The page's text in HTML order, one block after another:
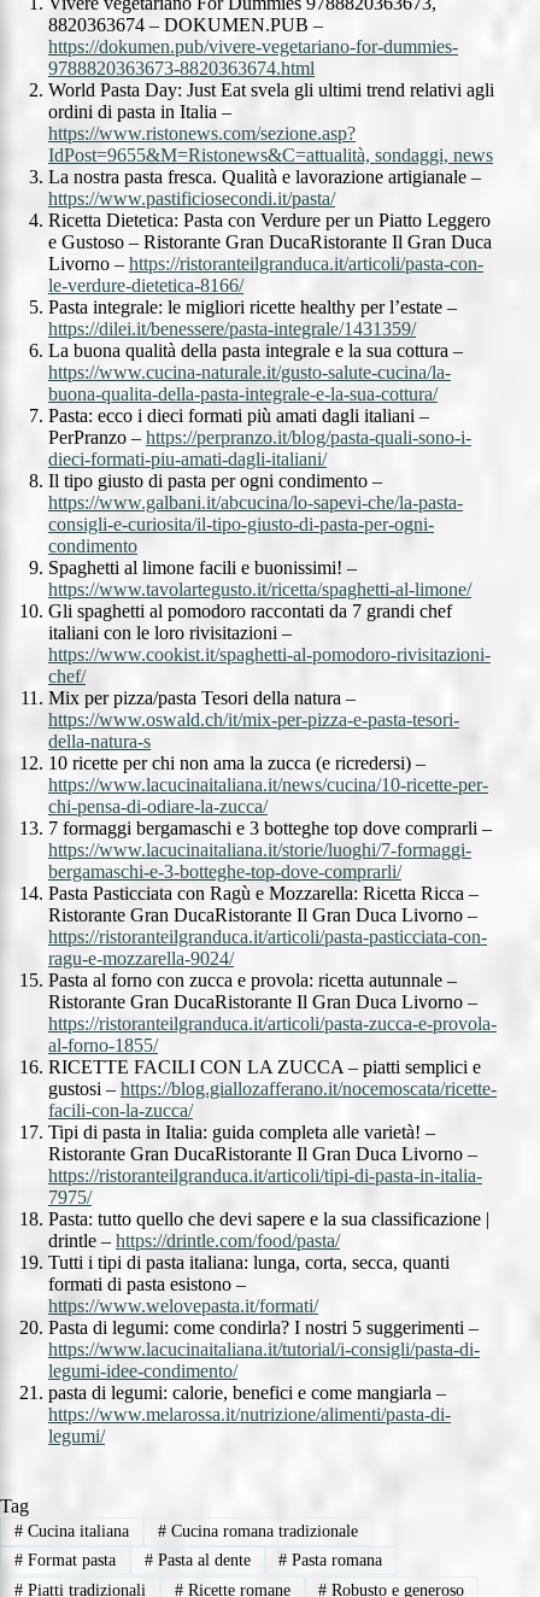
8820363674 – DOKUMEN.PUB –
https://dokumen.pub/vivere-vegetariano-for-dummies-
9788820363673-8820363674.html
World Pasta Day: Just Eat svela gli ultimi trend relativi agli
ordini di pasta in Italia –
https://www.ristonews.com/sezione.asp?
IdPost=9655&M=Ristonews&C=attualità, sondaggi, news
La nostra pasta fresca. Qualità e lavorazione artigianale –
https://www.pastificiosecondi.it/pasta/
Ricetta Dietetica: Pasta con Verdure per un Piatto Leggero
e Gustoso – Ristorante Gran DucaRistorante Il Gran Duca
Livorno – https://ristoranteilgranduca.it/articoli/pasta-con-
le-verdure-dietetica-8166/
Pasta integrale: le migliori ricette healthy per l’estate –
https://dilei.it/benessere/pasta-integrale/1431359/
La buona qualità della pasta integrale e la sua cottura –
https://www.cucina-naturale.it/gusto-salute-cucina/la-
buona-qualita-della-pasta-integrale-e-la-sua-cottura/
Pasta: ecco i dieci formati più amati dagli italiani –
PerPranzo – https://perpranzo.it/blog/pasta-quali-sono-i-
dieci-formati-piu-amati-dagli-italiani/
Il tipo giusto di pasta per ogni condimento –
https://www.galbani.it/abcucina/lo-sapevi-che/la-pasta-
consigli-e-curiosita/il-tipo-giusto-di-pasta-per-ogni-
condimento
Spaghetti al limone facili e buonissimi! –
https://www.tavolartegusto.it/ricetta/spaghetti-al-limone/
Gli spaghetti al pomodoro raccontati da 7 grandi chef
italiani con le loro rivisitazioni –
https://www.cookist.it/spaghetti-al-pomodoro-rivisitazioni-
chef/
Mix per pizza/pasta Tesori della natura –
https://www.oswald.ch/it/mix-per-pizza-e-pasta-tesori-
della-natura-s
10 ricette per chi non ama la zucca (e ricredersi) –
https://www.lacucinaitaliana.it/news/cucina/10-ricette-per-
chi-pensa-di-odiare-la-zucca/
7 formaggi bergamaschi e 3 botteghe top dove comprarli –
https://www.lacucinaitaliana.it/storie/luoghi/7-formaggi-
bergamaschi-e-3-botteghe-top-dove-comprarli/
Pasta Pasticciata con Ragù e Mozzarella: Ricetta Ricca –
Ristorante Gran DucaRistorante Il Gran Duca Livorno –
https://ristoranteilgranduca.it/articoli/pasta-pasticciata-con-
ragu-e-mozzarella-9024/
Pasta al forno con zucca e provola: ricetta autunnale –
Ristorante Gran DucaRistorante Il Gran Duca Livorno –
https://ristoranteilgranduca.it/articoli/pasta-zucca-e-provola-
al-forno-1855/
RICETTE FACILI CON LA ZUCCA – piatti semplici e
gustosi – https://blog.giallozafferano.it/nocemoscata/ricette-
facili-con-la-zucca/
Tipi di pasta in Italia: guida completa alle varietà! –
Ristorante Gran DucaRistorante Il Gran Duca Livorno –
https://ristoranteilgranduca.it/articoli/tipi-di-pasta-in-italia-
7975/
Pasta: tutto quello che devi sapere e la sua classificazione |
drintle – https://drintle.com/food/pasta/
Tutti i tipi di pasta italiana: lunga, corta, secca, quanti
formati di pasta esistono –
https://www.welovepasta.it/formati/
Pasta di legumi: come condirla? I nostri 5 suggerimenti –
https://www.lacucinaitaliana.it/tutorial/i-consigli/pasta-di-
legumi-idee-condimento/
pasta di legumi: calorie, benefici e come mangiarla –
https://www.melarossa.it/nutrizione/alimenti/pasta-di-
legumi/
Tag
#Cucina italiana #Cucina romana tradizionale
#Format pasta #Pasta al dente # Pasta romana
#Piatti tradizionali #Ricette romane # Robusto e generoso